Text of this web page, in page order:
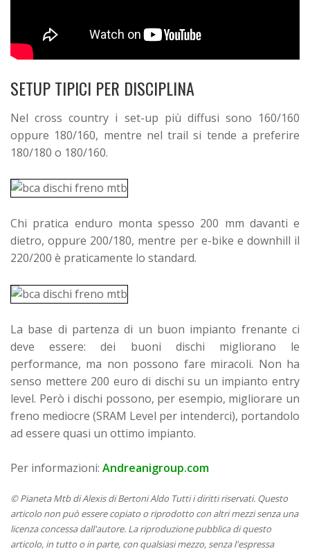
SETUP TIPICI PER DISCIPLINA
Nel cross country i set-up più diffusi sono 160/160
oppure 180/160, mentre nel trail si tende a preferire
180/180 o 180/160.
Chi pratica enduro monta spesso 200 mm davanti e
dietro, oppure 200/180, mentre per e-bike e downhill il
220/200 è praticamente lo standard.
La base di partenza di un buon impianto frenante ci
deve essere: dei buoni dischi migliorano le
performance, ma non possono fare miracoli. Non ha
senso mettere 200 euro di dischi su un impianto entry
level. Però i dischi possono, per esempio, migliorare un
freno mediocre (SRAM Level per intenderci), portandolo
ad essere quasi un ottimo impianto.
Per informazioni: Andreanigroup.com
© Pianeta Mtb di Alexis di Bertoni Aldo Tutti i diritti riservati. Questo
articolo non può essere copiato o riprodotto con altri mezzi senza una
licenza concessa dall'autore. La riproduzione pubblica di questo
articolo, in tutto o in parte, con qualsiasi mezzo, senza l'espressa